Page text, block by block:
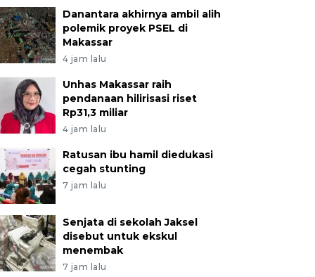
Danantara akhirnya ambil alih
polemik proyek PSEL di
Makassar
4 jam lalu
Unhas Makassar raih
pendanaan hilirisasi riset
Rp31,3 miliar
4 jam lalu
Ratusan ibu hamil diedukasi
cegah stunting
7 jam lalu
Senjata di sekolah Jaksel
disebut untuk ekskul
menembak
7 jam lalu